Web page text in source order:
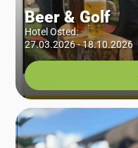
Beer & Golf
Hotel Osted:
27.03.2026 - 18.10.2026